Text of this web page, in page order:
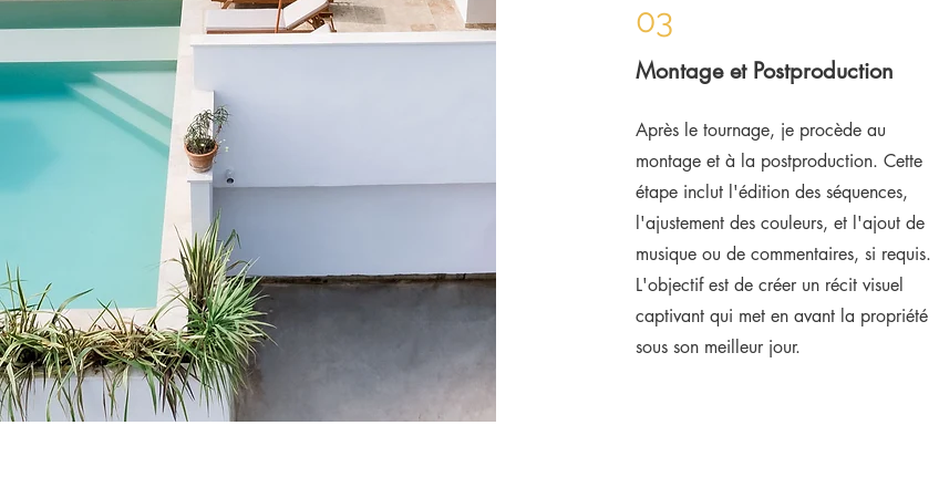
03
Montage et Postproduction
Après le tournage, je procède au
montage et à la postproduction. Cette
étape inclut l'édition des séquences,
l'ajustement des couleurs, et l'ajout de
musique ou de commentaires, si requis.
L'objectif est de créer un récit visuel
captivant qui met en avant la propriété
sous son meilleur jour.